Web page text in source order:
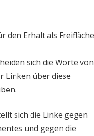
den Erhalt als Freifläche
sich die Worte von
Linken über diese
sich die Linke gegen
und gegen die